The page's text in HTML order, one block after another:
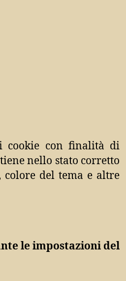
cookie con finalità di
nello stato corretto
del tema e altre
le impostazioni del